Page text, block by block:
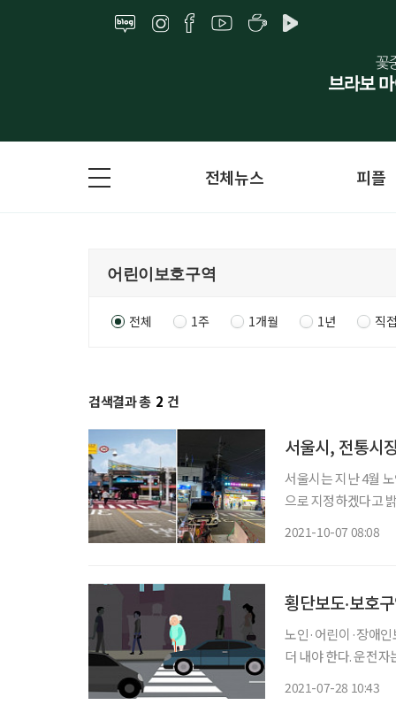
전체뉴스 피플
전체 1주 1개월 1년 직
검색결과 총 2 건
서울시, 전통시
서울시는 지난 4월
으로 지정하겠다고
2021-10-07 08:08
횡단보도‧보호
노인·어린이·장애
더 내야 한다. 운전
2021-07-28 10:43